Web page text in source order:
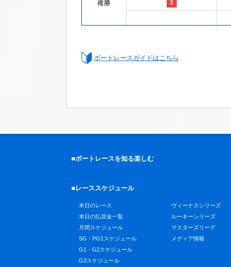
複勝 3
ボートレースガイドはこちら
■ボートレースを知る楽しむ
■レーススケジュール
本日のレース
本日の払戻金一覧
月間スケジュール
SG・PG1スケジュール
G1・G2スケジュール
G3スケジュール
ヴィーナスシリーズ
ルーキーシリーズ
マスターズリーグ
メディア情報